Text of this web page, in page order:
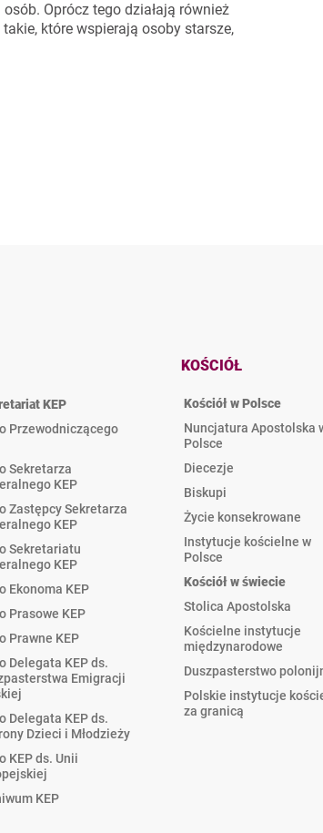
Oprócz tego działają również
które wspierają osoby starsze,
KEP
Przewodniczącego
Sekretarza
KEP
Zastępcy Sekretarza
KEP
Sekretariatu
KEP
Ekonoma KEP
Prasowe KEP
Prawne KEP
Delegata KEP ds.
Emigracji
Delegata KEP ds.
Dzieci i Młodzieży
KEP ds. Unii
KEP
KOŚCIÓŁ
Kościół w Polsce
Nuncjatura Apostolska
Polsce
Diecezje
Biskupi
Życie konsekrowane
Instytucje kościelne w
Polsce
Kościół w świecie
Stolica Apostolska
Kościelne instytucje
międzynarodowe
Duszpasterstwo
Polskie instytucje
za granicą